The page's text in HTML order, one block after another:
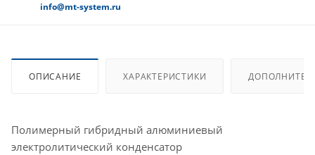
info@mt-system.ru
ОПИСАНИЕ ХАРАКТЕРИСТИКИ
Полимерный гибридный алюминиевый
электролитический конденсатор